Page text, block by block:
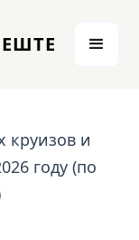
круизов и
году (по